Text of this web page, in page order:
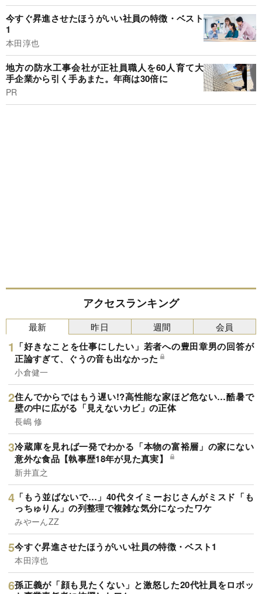
今すぐ昇進させたほうがいい社員の特徴・ベスト
1
本田淳也
地方の防水工事会社が正社員職人を60人育て大
手企業から引く手あまた。年商は30倍に
PR
アクセスランキング
最新
「好きなことを仕事にしたい」若者への豊田章男の回答が
正論すぎて、ぐうの音も出なかった
小倉健一
住んでからではもう遅い!?高性能な家ほど危ない…酷暑で
壁の中に広がる「見えないカビ」の正体
長嶋 修
冷蔵庫を見れば一発でわかる「本物の富裕層」の家にない
意外な食品【執事歴18年が見た真実】
新井直之
「もう並ばないで…」40代タイミーおじさんがミスド「も
っちゅりん」の列整理で複雑な気分になったワケ
みやーんZZ
今すぐ昇進させたほうがいい社員の特徴・ベスト1
本田淳也
孫正義が「顔も見たくない」と激怒した20代社員をロボッ
昨日 週間 会員